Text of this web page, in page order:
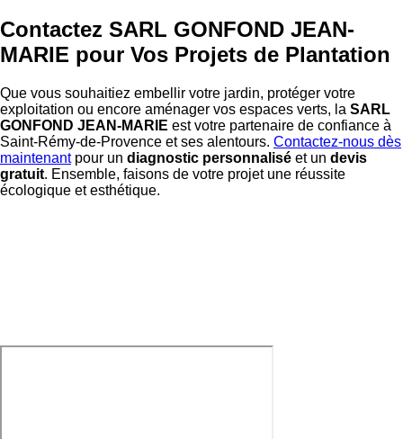
Contactez SARL GONFOND JEAN-
MARIE pour Vos Projets de Plantation
Que vous souhaitiez embellir votre jardin, protéger votre
exploitation ou encore aménager vos espaces verts, la SARL
GONFOND JEAN-MARIE est votre partenaire de confiance à
Saint-Rémy-de-Provence et ses alentours. Contactez-nous dès
maintenantpour un diagnostic personnalisé et un devis
gratuit. Ensemble, faisons de votre projet une réussite
écologique et esthétique.